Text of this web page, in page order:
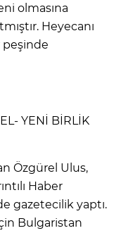
olmasına
Heyecanı
peşinde
YENİ BİRLİK
Özgürel Ulus,
Haber
gazetecilik yaptı.
Bulgaristan